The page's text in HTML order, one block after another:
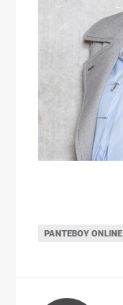
ΡΑΝΤΕΒΟΎ ONLINE